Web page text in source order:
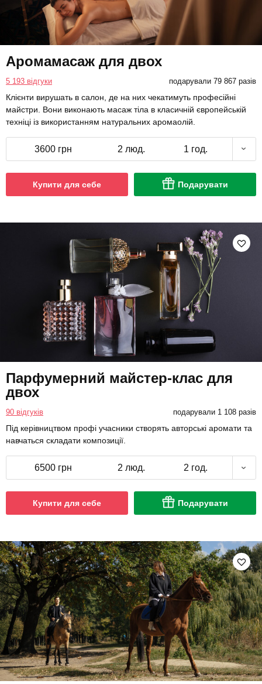
Аромамасаж для двох
5 193 відгуки подарували 79 867 разів
Клієнти вирушать в салон, де на них чекатимуть професійні
майстри. Вони виконають масаж тіла в класичній європейській
техніці із використанням натуральних аромаолій.
3600 грн 2 люд. 1 год.
Купити для себе Подарувати
Парфумерний майстер-клас для
двох
90 відгуків подарували 1 108 разів
Під керівництвом профі учасники створять авторські аромати та
навчаться складати композиції.
6500 грн 2 люд. 2 год.
Купити для себе Подарувати